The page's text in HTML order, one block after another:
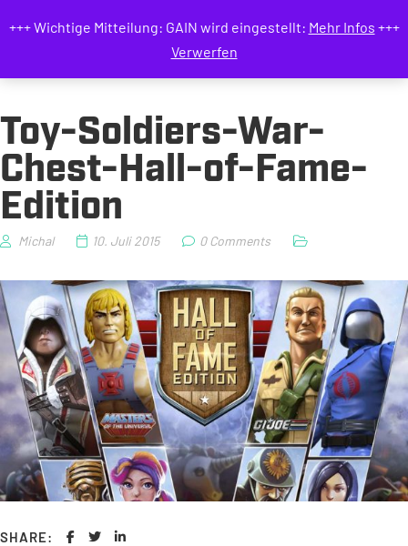
+++ Wichtige Mitteilung: GAIN wird eingestellt: Mehr Infos +++
Verwerfen
GAIN MAGAZIN
Toy-Soldiers-War-
Chest-Hall-of-Fame-
Edition
Michal 10. Juli 2015 0 Comments
SHARE: